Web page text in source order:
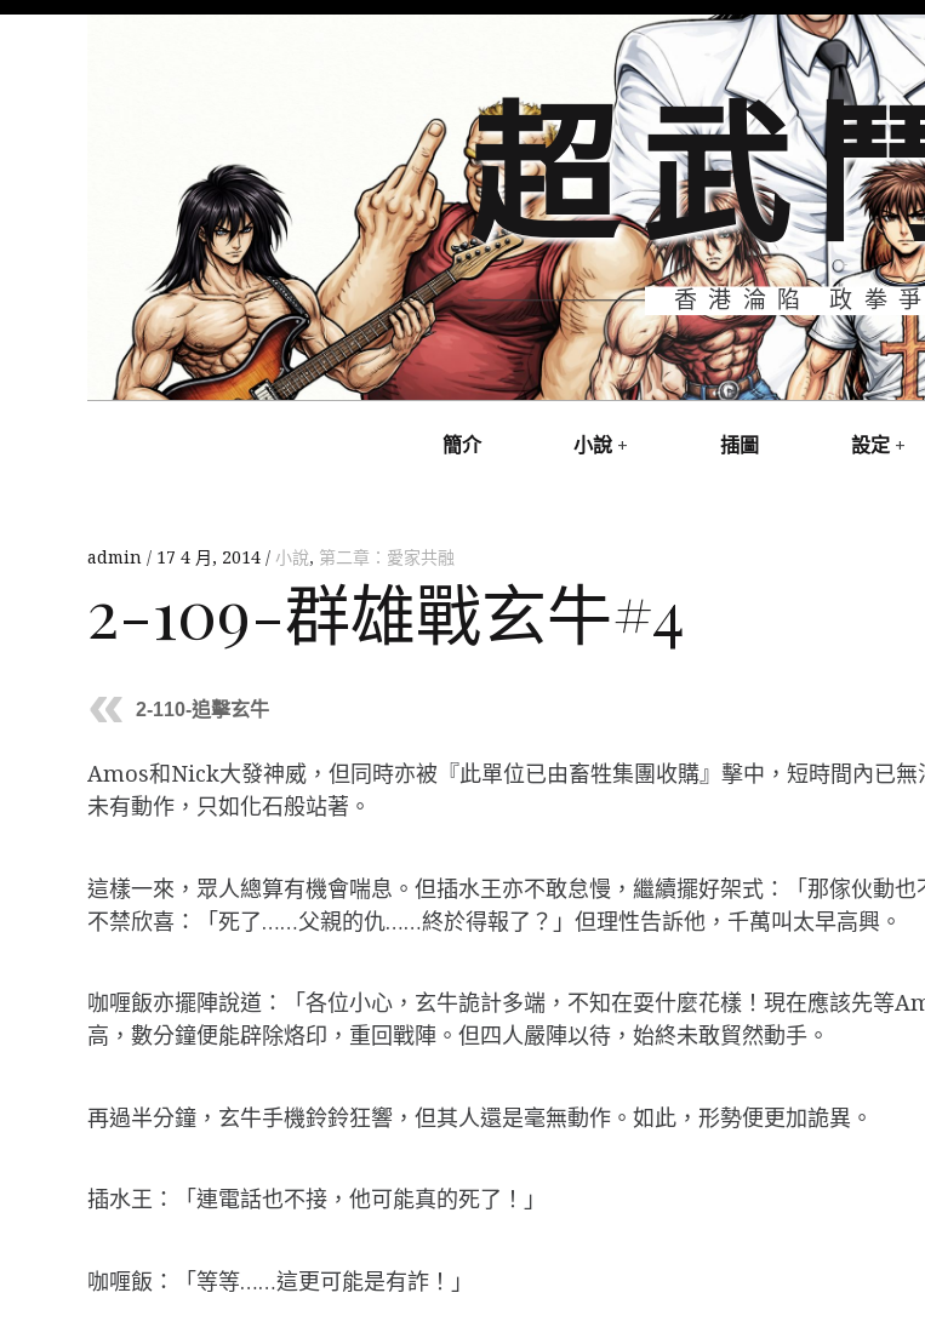
超武
香港淪陷 政拳
簡介 小說 插圖 設定
admin 17 4 月, 2014 小說, 第二章：愛家共融
2-109-群雄戰玄牛#4
2-110-追擊玄牛
Amos和Nick大發神威，但同時亦被『此單位已由畜牲集團收購』擊中，短時間內已
未有動作，只如化石般站著。
這樣一來，眾人總算有機會喘息。但插水王亦不敢怠慢，繼續擺好架式：「那傢伙動
不禁欣喜：「死了……父親的仇……終於得報了？」但理性告訴他，千萬叫太早高興。
咖喱飯亦擺陣說道：「各位小心，玄牛詭計多端，不知在耍什麼花樣！現在應該先
高，數分鐘便能辟除烙印，重回戰陣。但四人嚴陣以待，始終未敢貿然動手。
再過半分鐘，玄牛手機鈴鈴狂響，但其人還是毫無動作。如此，形勢便更加詭異。
插水王：「連電話也不接，他可能真的死了！」
咖喱飯：「等等……這更可能是有詐！」